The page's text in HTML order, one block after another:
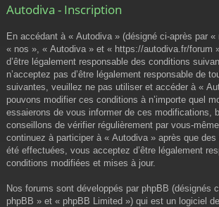
s
Autodiva - Inscription
En accédant à « Autodiva » (désigné ci-après par «
« nos », « Autodiva » et « https://autodiva.fr/forum
d’être légalement responsable des conditions
n’acceptez pas d’être légalement responsable de
suivantes, veuillez ne pas utiliser et accéder à «
pouvons modifier ces conditions à n’importe quel
essaierons de vous informer de ces modifications,
conseillons de vérifier régulièrement par vous-
continuez à participer à « Autodiva » après que
été effectuées, vous acceptez d’être légalement
conditions modifiées et mises à jour.
Nos forums sont développés par phpBB (désignés
phpBB » et « phpBB Limited ») qui est un logiciel